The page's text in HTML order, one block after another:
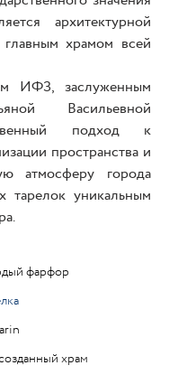
архитектурной
храмом всей
ИФЗ, заслуженным
Васильевной
подход к
пространства и
атмосферу города
тарелок уникальным
фарфор
храм